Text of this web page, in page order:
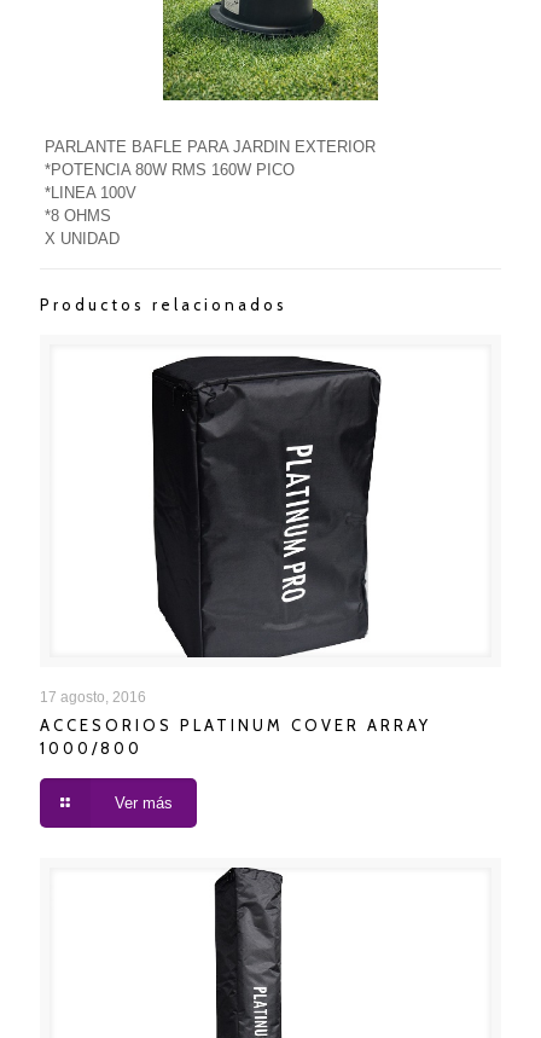
PARLANTE BAFLE PARA JARDIN EXTERIOR
*POTENCIA 80W RMS 160W PICO
*LINEA 100V
*8 OHMS
X UNIDAD
Productos relacionados
ACCESORIOS PLATINUM COVER ARRAY 1000/800
17 agosto, 2016
ACCESORIOS PLATINUM COVER ARRAY
1000/800
Ver más